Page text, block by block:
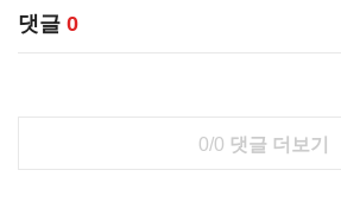
댓글 0
0/0 댓글 더보기